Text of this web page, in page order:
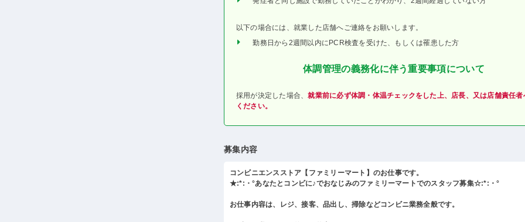
以下の場合には、就業した店舗へご連絡をお願いします。
勤務日から2週間以内にPCR検査を受けた、もしくは罹患した方
体調管理の義務化に伴う重要事項について
採用が決定した場合、就業前に必ず体調・体温チェックをした上、店長、又は店舗責任者
ください。
募集内容
コンビニエンスストア【ファミリーマート】のお仕事です。
★:*:・°あなたとコンビに♪でおなじみのファミリーマートでのスタッフ募集☆:*:・°
お仕事内容は、レジ、接客、品出し、掃除などコンビニ業務全般です。